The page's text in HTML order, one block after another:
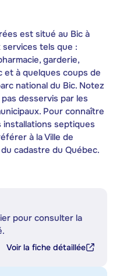
est situé au Bic à
services tels que :
garderie,
et à quelques coups de
national du Bic. Notez
desservis par les
Pour connaître
septiques
à la Ville de
cadastre du Québec.
pour consulter la
Voir la fiche détaillée